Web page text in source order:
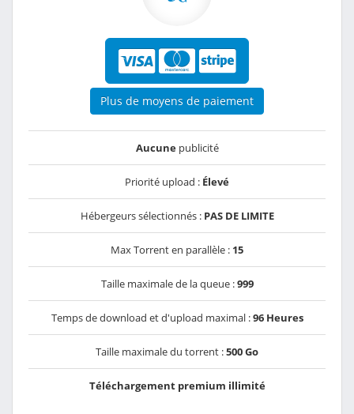
Plus de moyens de paiement
Aucunepublicité
Priorité upload : Élevé
Hébergeurs sélectionnés : PAS DE LIMITE
Max Torrent en parallèle : 15
Taille maximale de la queue :999
Temps de download et d'upload maximal :96 Heures
Taille maximale du torrent :500 Go
Téléchargement premium illimité